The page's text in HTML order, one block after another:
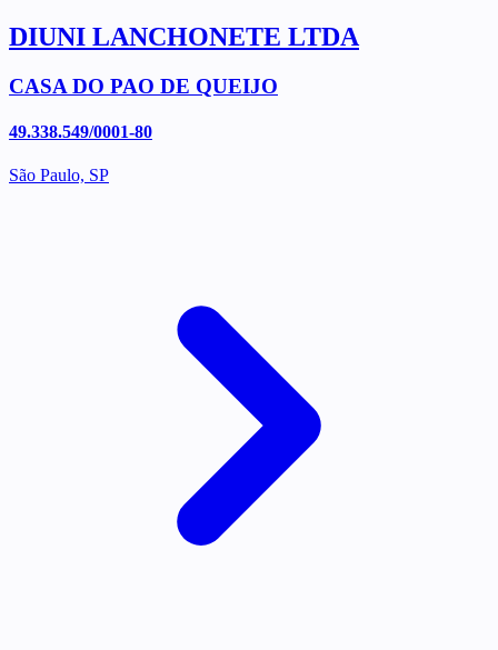
DIUNI LANCHONETE LTDA
CASA DO PAO DE QUEIJO
49.338.549/0001-80
São Paulo, SP